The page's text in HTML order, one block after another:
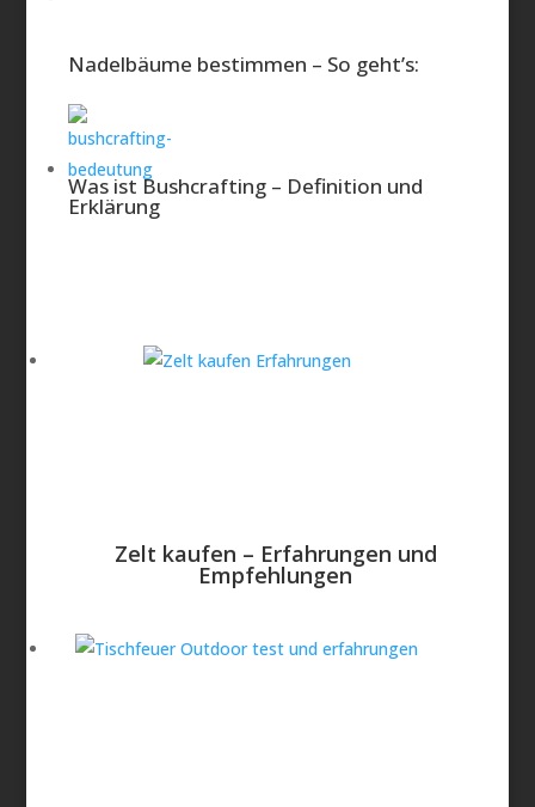
Fazit der Redaktion
Nadelbäume bestimmen – So geht’s:
Was ist Bushcrafting – Definition und
Erklärung
Zelt kaufen – Erfahrungen und
Empfehlungen